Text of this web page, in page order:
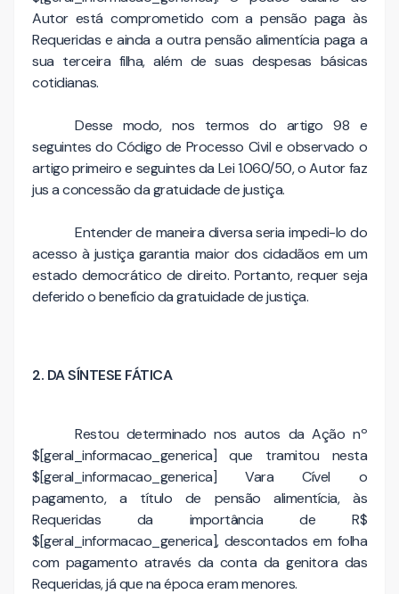
Autor está comprometido com a pensão paga às
Requeridas e ainda a outra pensão alimentícia paga a
sua terceira filha, além de suas despesas básicas
cotidianas.
Desse modo, nos termos do artigo 98 e
seguintes do Código de Processo Civil e observado o
artigo primeiro e seguintes da Lei 1.060/50, o Autor faz
jus a concessão da gratuidade de justiça.
Entender de maneira diversa seria impedi-lo do
acesso à justiça garantia maior dos cidadãos em um
estado democrático de direito. Portanto, requer seja
deferido o benefício da gratuidade de justiça.
2. DA SÍNTESE FÁTICA
Restou determinado nos autos da Ação nº
$[geral_informacao_generica] que tramitou nesta
$[geral_informacao_generica] Vara Cível o
pagamento, a título de pensão alimentícia, às
Requeridas da importância de R$
$[geral_informacao_generica], descontados em folha
com pagamento através da conta da genitora das
Requeridas, já que na época eram menores.